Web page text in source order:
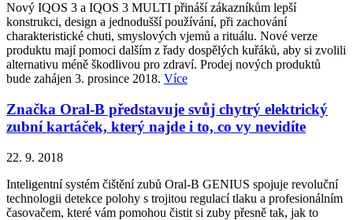
Nový IQOS 3 a IQOS 3 MULTI přináší zákazníkům lepší
konstrukci, design a jednodušší používání, při zachování
charakteristické chuti, smyslových vjemů a rituálu. Nové verze
produktu mají pomoci dalším z řady dospělých kuřáků, aby si zvolili
alternativu méně škodlivou pro zdraví. Prodej nových produktů
bude zahájen 3. prosince 2018. Více
Značka Oral-B představuje svůj chytrý elektrický
zubní kartáček, který najde i to, co vy nevidíte
22. 9. 2018
Inteligentní systém čištění zubů Oral-B GENIUS spojuje revoluční
technologii detekce polohy s trojitou regulací tlaku a profesionálním
časovačem, které vám pomohou čistit si zuby přesně tak, jak to